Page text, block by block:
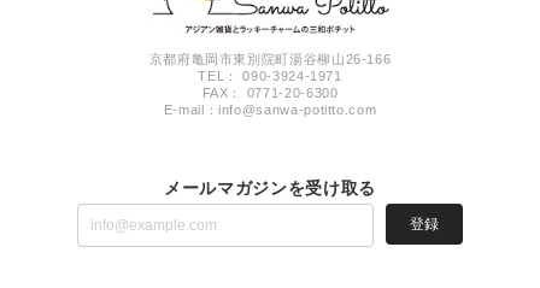
京都府亀岡市東別院町湯谷柳山26-166
TEL： 090-3924-1971
FAX： 0771-20-6300
E-mail：info@sanwa-potitto.com
メールマガジンを受け取る
登録